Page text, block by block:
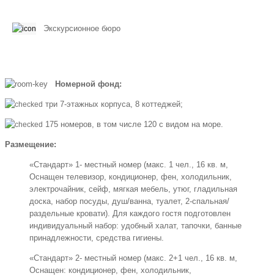
Экскурсионное бюро
Номерной фонд:
три 7-этажных корпуса, 8 коттеджей;
175 номеров, в том числе 120 с видом на море.
Размещение:
«Стандарт» 1- местный номер (макс. 1 чел., 16 кв. м,
Оснащен телевизор, кондиционер, фен, холодильник,
электрочайник, сейф, мягкая мебель, утюг, гладильная
доска, набор посуды, душ/ванна, туалет, 2-спальная/
раздельные кровати). Для каждого гостя подготовлен
индивидуальный набор: удобный халат, тапочки, банные
принадлежности, средства гигиены.
«Стандарт» 2- местный номер (макс. 2+1 чел., 16 кв. м,
Оснащен: кондиционер, фен, холодильник,